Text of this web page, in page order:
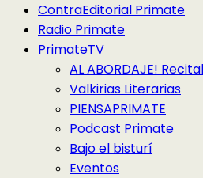
ContraEditorial Primate
Radio Primate
PrimateTV
AL ABORDAJE!
Valkirias Literarias
PIENSAPRIMATE
Podcast Primate
Bajo el bisturí
Eventos